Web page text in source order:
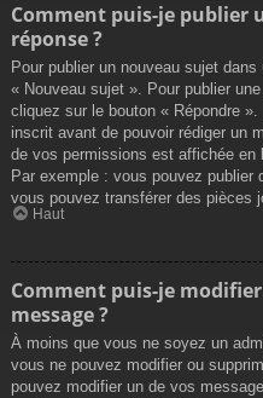
Comment puis-je publier
réponse ?
Pour publier un nouveau sujet
« Nouveau sujet ». Pour publier
cliquez sur le bouton « Répondre
inscrit avant de pouvoir rédiger un
de vos permissions est affichée en
Par exemple : vous pouvez publier
vous pouvez transférer des pièces
Haut
Comment puis-je
message ?
À moins que vous ne soyez un
vous ne pouvez modifier ou
pouvez modifier un de vos